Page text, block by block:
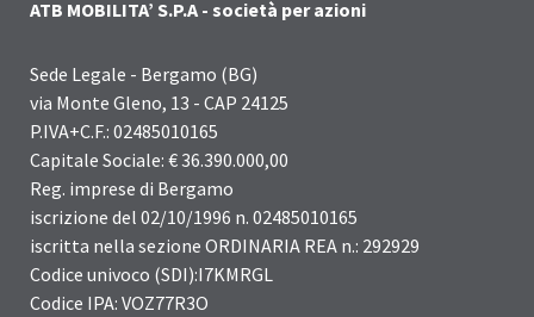
ATB MOBILITA’ S.P.A - società per azioni
Sede Legale - Bergamo (BG)
via Monte Gleno, 13 - CAP 24125
P.IVA+C.F.: 02485010165
Capitale Sociale: € 36.390.000,00
Reg. imprese di Bergamo
iscrizione del 02/10/1996 n. 02485010165
iscritta nella sezione ORDINARIA REA n.: 292929
Codice univoco (SDI):I7KMRGL
Codice IPA: VOZ77R3O